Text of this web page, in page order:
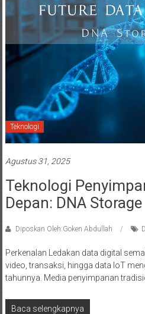
Teknologi
Agustus 31, 2025
Teknologi
Depan: DNA Storage
Diposkan Oleh:Goken Abdullah
Perkenalan Ledakan data digital
video, transaksi, hingga data IoT
tahunnya. Media penyimpanan
Baca selengkapnya